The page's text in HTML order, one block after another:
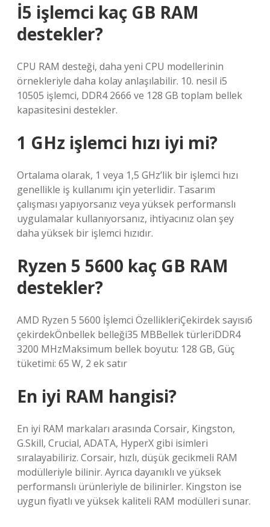
İ5 işlemci kaç GB RAM
destekler?
CPU RAM desteği, daha yeni CPU modellerinin
örnekleriyle daha kolay anlaşılabilir. 10. nesil i5
10505 işlemci, DDR4 2666 ve 128 GB toplam bellek
kapasitesini destekler.
1 GHz işlemci hızı iyi mi?
Ortalama olarak, 1 veya 1,5 GHz’lik bir işlemci hızı
genellikle iş kullanımı için yeterlidir. Tasarım
çalışması yapıyorsanız veya yüksek performanslı
uygulamalar kullanıyorsanız, ihtiyacınız olan şey
daha yüksek bir işlemci hızıdır.
Ryzen 5 5600 kaç GB RAM
destekler?
AMD Ryzen 5 5600 İşlemci ÖzellikleriÇekirdek sayısı6
çekirdekÖnbellek belleği35 MBBellek türleriDDR4
3200 MHzMaksimum bellek boyutu: 128 GB, Güç
tüketimi: 65 W, 2 ek satır
En iyi RAM hangisi?
En iyi RAM markaları arasında Corsair, Kingston,
G.Skill, Crucial, ADATA, HyperX gibi isimleri
sıralayabiliriz. Corsair, hızlı, düşük gecikmeli RAM
modülleriyle bilinir. Ayrıca dayanıklı ve yüksek
performanslı ürünleriyle de bilinirler. Kingston ise
uygun fiyatlı ve yüksek kaliteli RAM modülleri sunar.